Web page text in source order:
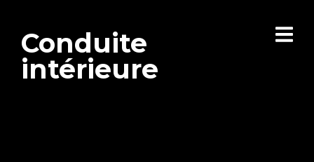
Conduite
intérieure